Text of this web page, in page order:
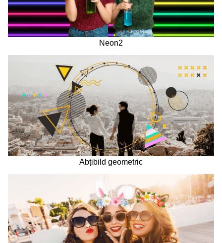
Neon2
Abțibild geometric